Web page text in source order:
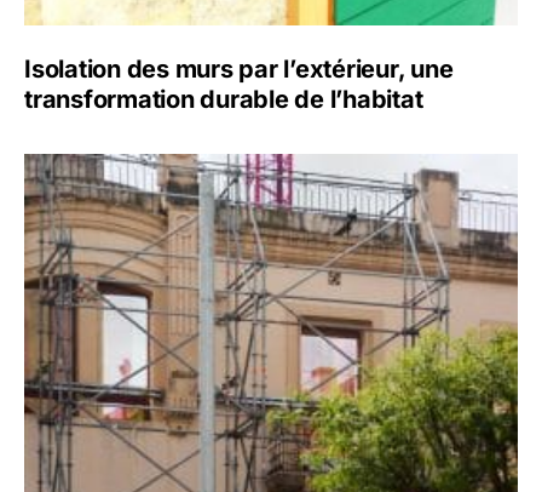
Isolation des murs par l’extérieur, une
transformation durable de l’habitat